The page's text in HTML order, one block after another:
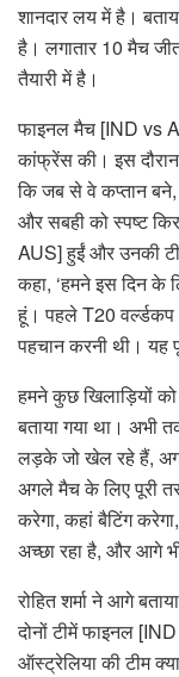
शानदार लय में है।
है। लगातार 10 मैच
तैयारी में है।
फाइनल मैच [IND vs
कांफ्रेंस की। इस दौरान
कि जब से वे कप्तान
और सबही को स्पष्ट
AUS] हुईं और उनकी
कहा, ‘हमने इस दिन के
हूं। पहले T20 वर्ल्डकप
पहचान करनी थी। यह
हमने कुछ खिलाड़ियों
बताया गया था। अभी
लड़के जो खेल रहे हैं,
अगले मैच के लिए पूरी
करेगा, कहां बैटिंग
अच्छा रहा है, और आगे
रोहित शर्मा ने आगे
दोनों टीमें फाइनल
ऑस्ट्रेलिया की टीम